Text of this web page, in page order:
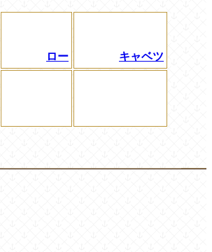
ロー キャベツ